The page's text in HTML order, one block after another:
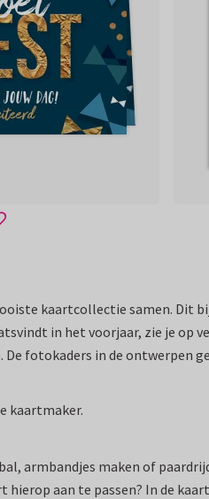
kaartcollectie samen. Dit
in het voorjaar, zie je op
fotokaders in de ontwerpen
kaartmaker.
armbandjes maken of
aan te passen? In de